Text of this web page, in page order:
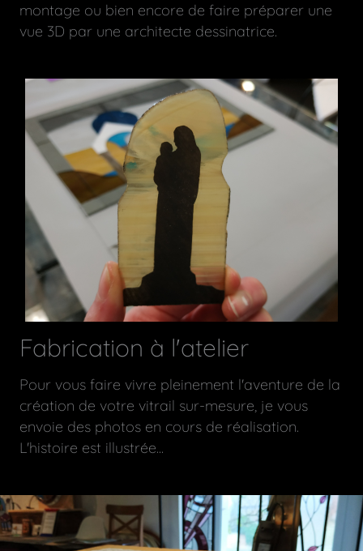
montage ou bien encore de faire préparer une
vue 3D par une architecte dessinatrice.
Fabrication à l'atelier
Pour vous faire vivre pleinement l'aventure de la
création de votre vitrail sur-mesure, je vous
envoie des photos en cours de réalisation.
L'histoire est illustrée...